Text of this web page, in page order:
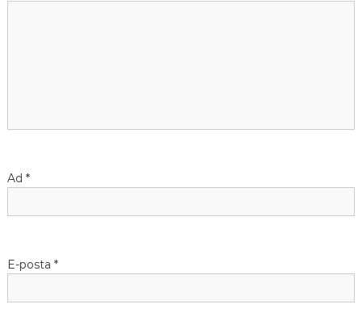
Ad *
E-posta *